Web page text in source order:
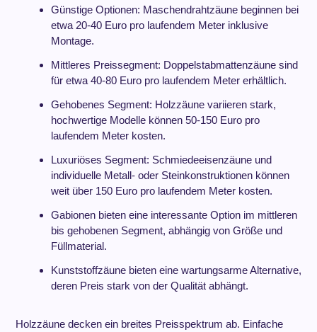
Günstige Optionen: Maschendrahtzäune beginnen bei
etwa 20-40 Euro pro laufendem Meter inklusive
Montage.
Mittleres Preissegment: Doppelstabmattenzäune sind
für etwa 40-80 Euro pro laufendem Meter erhältlich.
Gehobenes Segment: Holzzäune variieren stark,
hochwertige Modelle können 50-150 Euro pro
laufendem Meter kosten.
Luxuriöses Segment: Schmiedeeisenzäune und
individuelle Metall- oder Steinkonstruktionen können
weit über 150 Euro pro laufendem Meter kosten.
Gabionen bieten eine interessante Option im mittleren
bis gehobenen Segment, abhängig von Größe und
Füllmaterial.
Kunststoffzäune bieten eine wartungsarme Alternative,
deren Preis stark von der Qualität abhängt.
Holzzäune decken ein breites Preisspektrum ab. Einfache